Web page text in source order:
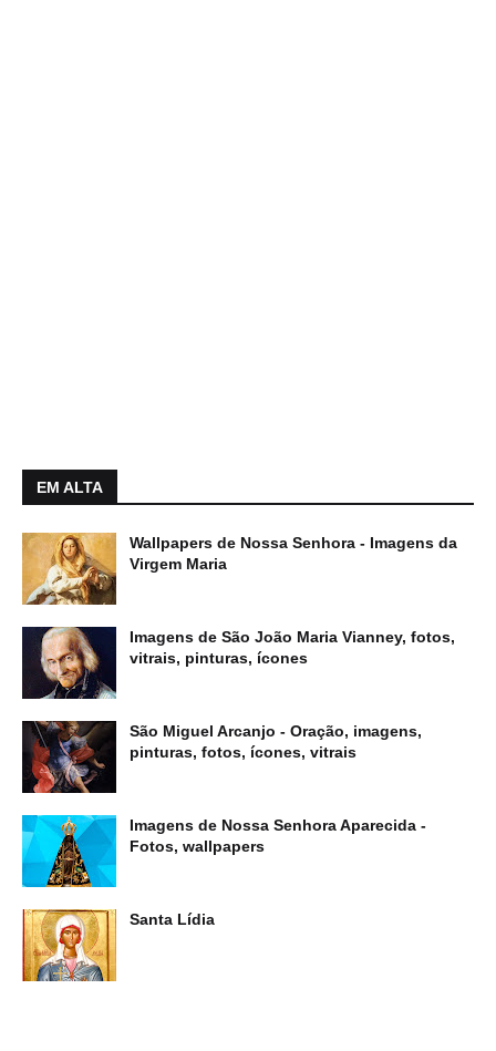
EM ALTA
Wallpapers de Nossa Senhora - Imagens da
Virgem Maria
Imagens de São João Maria Vianney, fotos,
vitrais, pinturas, ícones
São Miguel Arcanjo - Oração, imagens,
pinturas, fotos, ícones, vitrais
Imagens de Nossa Senhora Aparecida -
Fotos, wallpapers
Santa Lídia